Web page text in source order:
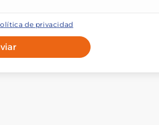
de privacidad